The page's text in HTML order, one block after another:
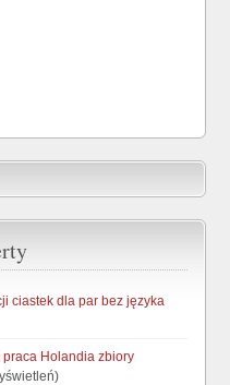
ciastek dla par bez języka
Holandia zbiory